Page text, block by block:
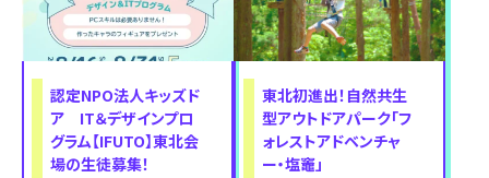
認定NPO法人キッズド
ア IT＆デザインプロ
グラム【IFUTO】東北会
場の生徒募集！
東北初進出！自然共生
型アウトドアパーク「フ
ォレストアドベンチャ
ー・塩竈」